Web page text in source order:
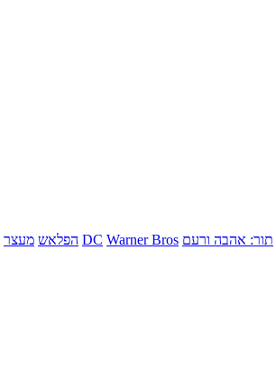
תור: אהבה ורעם DC Warner Bros הפלאש מעצר